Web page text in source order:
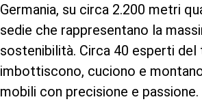
Germania, su circa 2.200 metri
sedie che rappresentano la
sostenibilità. Circa 40 esperti
imbottiscono, cuciono e
mobili con precisione e passione.